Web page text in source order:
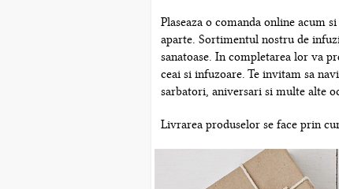
Plaseaza o comanda online acum
aparte. Sortimentul nostru de
sanatoase. In completarea lor va
ceai si infuzoare. Te invitam sa
sarbatori, aniversari si multe alte
Livrarea produselor se face prin